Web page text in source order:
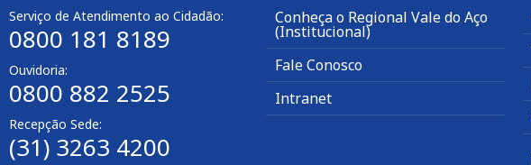
Serviço de Atendimento ao Cidadão:
0800 181 8189
Ouvidoria:
0800 882 2525
Recepção Sede:
(31) 3263 4200
Conheça o Regional Vale do Aço
(Institucional)
Fale Conosco
Intranet